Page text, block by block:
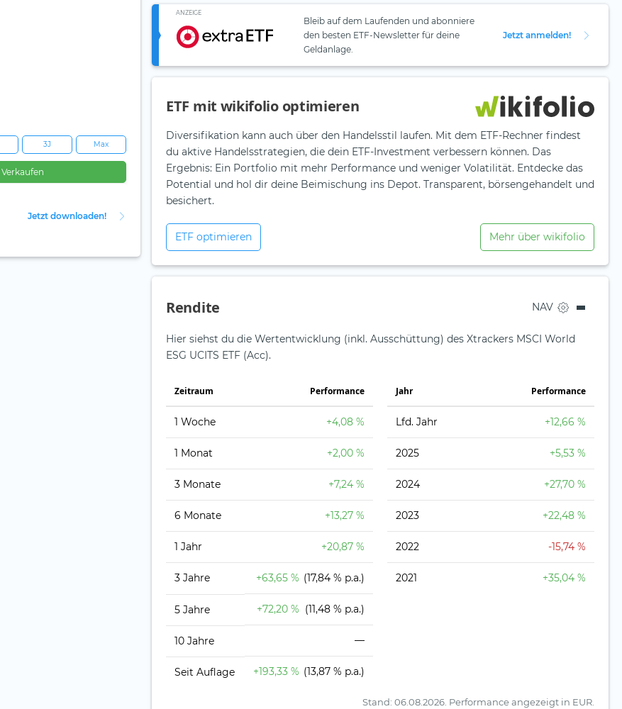
3J Max
Verkaufen
Jetzt downloaden!
ANZEIGE
Bleib auf dem Laufenden und abonniere
den besten ETF-Newsletter für deine
Geldanlage.
Jetzt anmelden!
ETF mit wikifolio optimieren
Diversifikation kann auch über den Handelsstil laufen. Mit dem ETF-Rechner findest
du aktive Handelsstrategien, die dein ETF-Investment verbessern können. Das
Ergebnis: Ein Portfolio mit mehr Performance und weniger Volatilität. Entdecke das
Potential und hol dir deine Beimischung ins Depot. Transparent, börsengehandelt und
besichert.
ETF optimieren Mehr über wikifolio
Rendite NAV
Hier siehst du die Wertentwicklung (inkl. Ausschüttung) des Xtrackers MSCI World
ESG UCITS ETF (Acc).
Zeit­raum Perfor­mance
1 Woche +4,08 %
1 Monat +2,00 %
3 Monate +7,24 %
6 Monate +13,27 %
1 Jahr +20,87 %
3 Jahre +63,65 % (17,84 % p.a.)
5 Jahre +72,20 % (11,48 % p.a.)
10 Jahre —
Seit Auflage +193,33 % (13,87 % p.a.)
Jahr Perfor­mance
Lfd. Jahr +12,66 %
2025 +5,53 %
2024 +27,70 %
2023 +22,48 %
2022 -15,74 %
2021 +35,04 %
Stand: 06.08.2026. Performance angezeigt in EUR.